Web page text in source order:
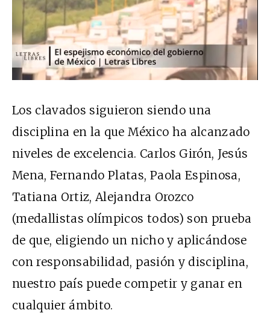
Los clavados siguieron siendo una
disciplina en la que México ha alcanzado
niveles de excelencia. Carlos Girón, Jesús
Mena, Fernando Platas, Paola Espinosa,
Tatiana Ortiz, Alejandra Orozco
(medallistas olímpicos todos) son prueba
de que, eligiendo un nicho y aplicándose
con responsabilidad, pasión y disciplina,
nuestro país puede competir y ganar en
cualquier ámbito.